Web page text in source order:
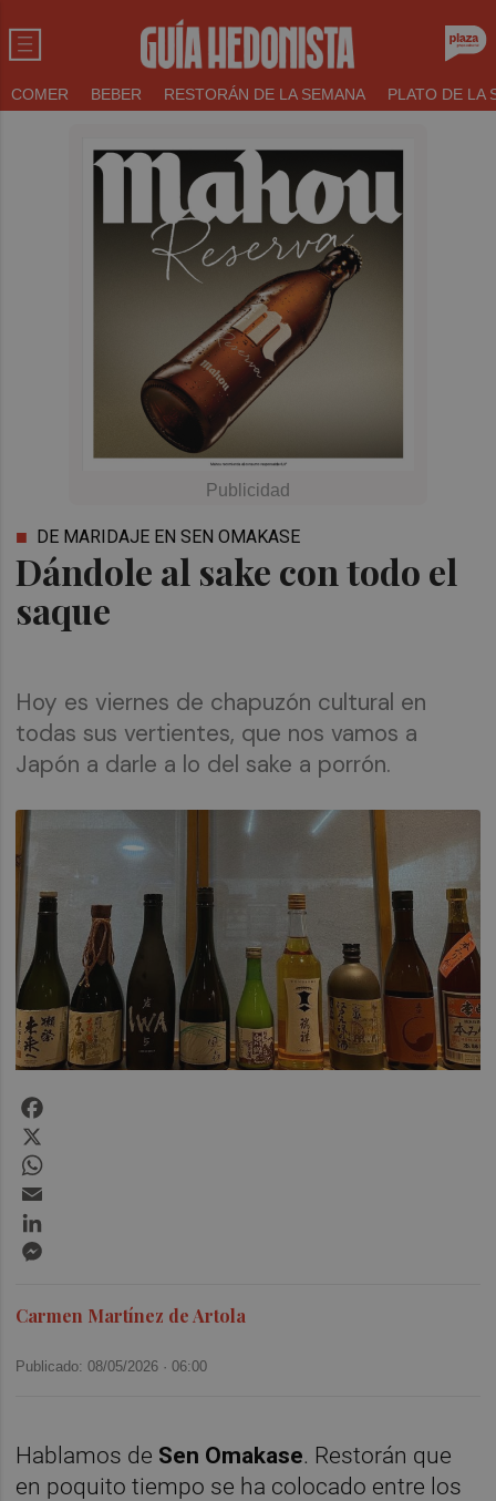
COMER BEBER RESTORÁN DE LA SEMANA PLATO DE LA
Dándole al sake con todo el
saque
DE MARIDAJE EN SEN OMAKASE
Hoy es viernes de chapuzón cultural en
todas sus vertientes, que nos vamos a
Japón a darle a lo del sake a porrón.
Carmen Martínez de Artola
Publicado: 08/05/2026 ·06:00
Hablamos de Sen Omakase. Restorán que
en poquito tiempo se ha colocado entre los